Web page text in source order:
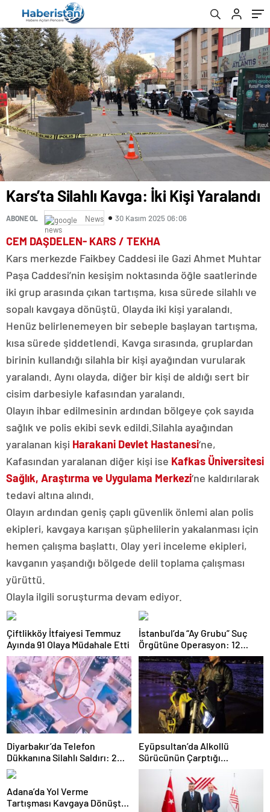
Kars’ta Silahlı Kavga: İki Kişi Yaralandı
ABONE OL News 30 Kasım 2025 06:06
CEM DAŞDELEN- KARS / TEKHA
​Kars merkezde Faikbey Caddesi ile Gazi Ahmet Muhtar
Paşa Caddesi’nin kesişim noktasında öğle saatlerinde
iki grup arasında çıkan tartışma, kısa sürede silahlı ve
sopalı kavgaya dönüştü. Olayda iki kişi yaralandı.
​Henüz belirlenemeyen bir sebeple başlayan tartışma,
kısa sürede şiddetlendi. Kavga sırasında, gruplardan
birinin kullandığı silahla bir kişi ayağından vurularak
yaralandı. Aynı olayda, diğer bir kişi de aldığı sert bir
cisim darbesiyle kafasından yaralandı.
​Olayın ihbar edilmesinin ardından bölgeye çok sayıda
sağlık ve polis ekibi sevk edildi.​Silahla ayağından
yaralanan kişi Harakani Devlet Hastanesi‘ne, ​
Kafasından yaralanan diğer kişi ise Kafkas Üniversitesi
Sağlık, Araştırma ve Uygulama Merkezi‘ne kaldırılarak
tedavi altına alındı.
​Olayın ardından geniş çaplı güvenlik önlemi alan polis
ekipleri, kavgaya karışan şüphelilerin yakalanması için
hemen çalışma başlattı. Olay yeri inceleme ekipleri,
kavganın yaşandığı bölgede delil toplama çalışması
yürüttü.
​Olayla ilgili soruşturma devam ediyor.
Çiftlikköy İtfaiyesi Temmuz
Ayında 91 Olaya Müdahale Etti
İstanbul’da “Ay Grubu” Suç
Örgütüne Operasyon: 12
Şüpheli Gözaltında
Diyarbakır’da Telefon
Dükkanına Silahlı Saldırı: 2
Kişiyi Yaralayan Şüpheli
Tutuklandı
Eyüpsultan’da Alkollü
Sürücünün Çarptığı
Motokurye Yaşamını Yitirdi:
Sanığın Tahliyesine Aileden
Adana’da Yol Verme
Tartışması Kavgaya Dönüştü: